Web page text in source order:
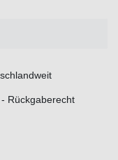
Rückgaberecht